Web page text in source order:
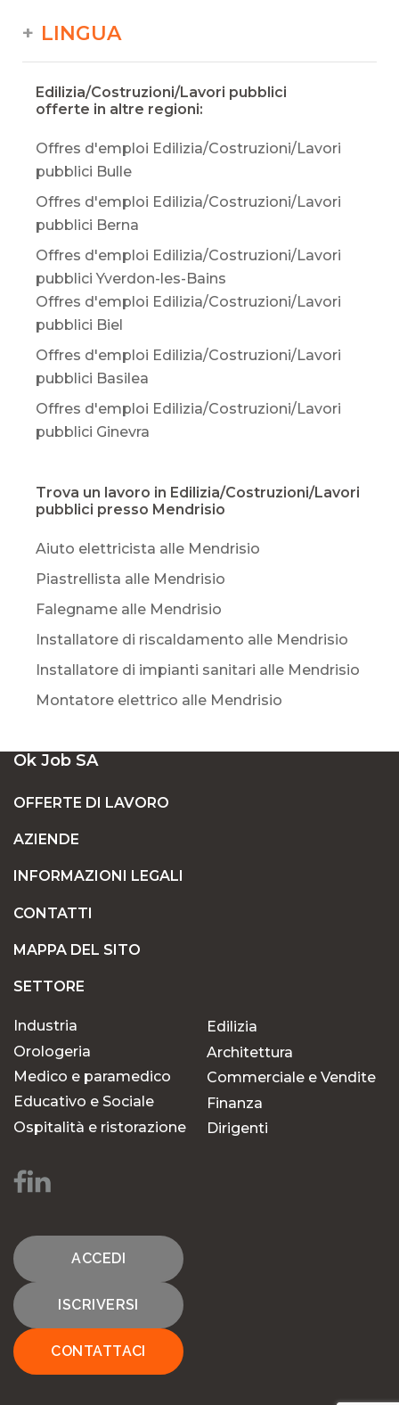
LINGUA
Edilizia/Costruzioni/Lavori pubblici
offerte in altre regioni:
Offres d'emploi Edilizia/Costruzioni/Lavori
pubblici Bulle
Offres d'emploi Edilizia/Costruzioni/Lavori
pubblici Berna
Offres d'emploi Edilizia/Costruzioni/Lavori
pubblici Yverdon-les-Bains
Offres d'emploi Edilizia/Costruzioni/Lavori
pubblici Biel
Offres d'emploi Edilizia/Costruzioni/Lavori
pubblici Basilea
Offres d'emploi Edilizia/Costruzioni/Lavori
pubblici Ginevra
Trova un lavoro in Edilizia/Costruzioni/Lavori
pubblici presso Mendrisio
Aiuto elettricista alle Mendrisio
Piastrellista alle Mendrisio
Falegname alle Mendrisio
Installatore di riscaldamento alle Mendrisio
Installatore di impianti sanitari alle Mendrisio
Montatore elettrico alle Mendrisio
Ok Job SA
OFFERTE DI LAVORO
AZIENDE
INFORMAZIONI LEGALI
CONTATTI
MAPPA DEL SITO
SETTORE
Industria
Orologeria
Medico e paramedico
Educativo e Sociale
Ospitalità e ristorazione
Edilizia
Architettura
Commerciale e Vendite
Finanza
Dirigenti
ACCEDI
ISCRIVERSI
CONTATTACI